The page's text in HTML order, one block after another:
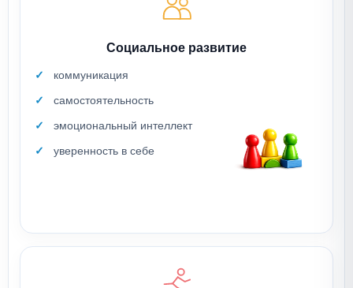
Социальное развитие
коммуникация
самостоятельность
эмоциональный интеллект
уверенность в себе